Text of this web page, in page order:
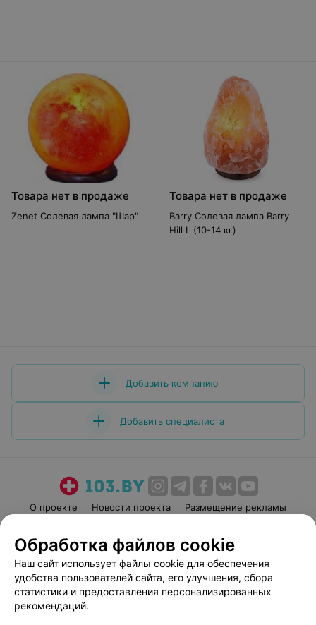
Товара нет в продаже
Zenet Солевая лампа "Шар"
Товара нет в продаже
Barry Солевая лампа Barry
Hill L (10-14 кг)
Добавить компанию
Добавить специалиста
О проекте Новости проекта
Размещение рекламы
Пользовательское соглашение
Способы оплаты
Вакансии
Партнеры
Написать руководителю 103.by
Обработка файлов cookie
Наш сайт использует файлы cookie для обеспечения
удобства пользователей сайта, его улучшения, сбора
статистики и предоставления персонализированных
рекомендаций.